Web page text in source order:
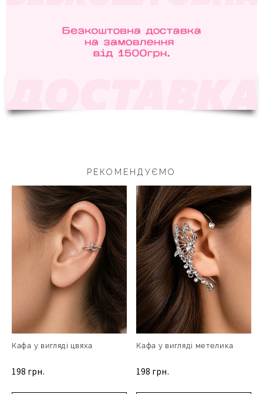
РЕКОМЕНДУЄМО
Кафа у вигляді цвяха
198 грн.
Кафа у вигляді метелика
198 грн.